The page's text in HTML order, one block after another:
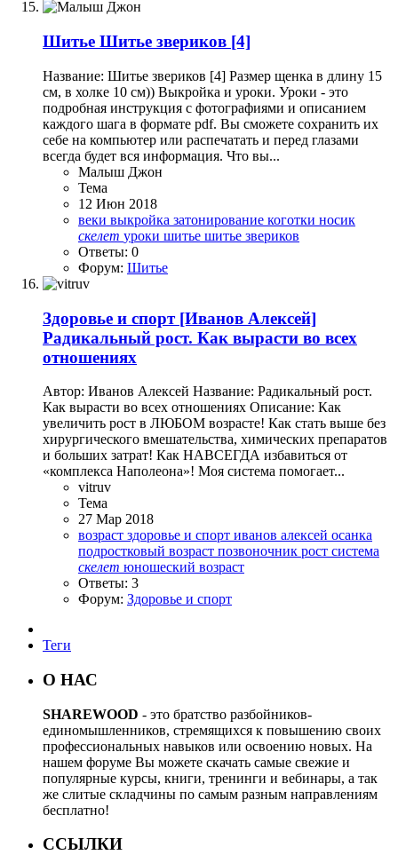
Шитье Шитье звериков [4]
Название: Шитье звериков [4] Размер щенка в длину 15
см, в холке 10 см)) Выкройка и уроки. Уроки - это
подробная инструкция с фотографиями и описанием
каждого шага в формате pdf. Вы сможете сохранить их
себе на компьютер или распечатать и перед глазами
всегда будет вся информация. Что вы...
Малыш Джон
Тема
12 Июн 2018
веки выкройка затонирование коготки носик
скелет уроки шитье шитье звериков
Ответы: 0
Форум: Шитье
Здоровье и спорт [Иванов Алексей]
Радикальный рост. Как вырасти во всех
отношениях
Автор: Иванов Алексей Название: Радикальный рост.
Как вырасти во всех отношениях Описание: Как
увеличить рост в ЛЮБОМ возрасте! Как стать выше без
хирургического вмешательства, химических препаратов
и больших затрат! Как НАВСЕГДА избавиться от
«комплекса Наполеона»! Моя система помогает...
vitruv
Тема
27 Мар 2018
возраст здоровье и спорт иванов алексей осанка
подростковый возраст позвоночник рост система
скелет юношеский возраст
Ответы: 3
Форум: Здоровье и спорт
Теги
О НАС
SHAREWOOD - это братство разбойников-
единомышленников, стремящихся к повышению своих
профессиональных навыков или освоению новых. На
нашем форуме Вы можете скачать самые свежие и
популярные курсы, книги, тренинги и вебинары, а так
же слитые складчины по самым разным направлениям
бесплатно!
ССЫЛКИ